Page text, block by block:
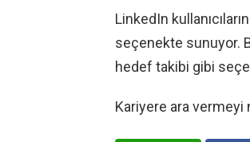
LinkedIn
seçenekte sunuyor.
hedef takibi gibi
Kariyere ara